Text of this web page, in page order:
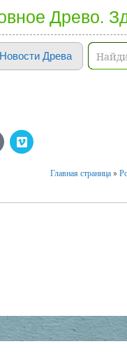
Древо.
Новости Древа
Главная страница »